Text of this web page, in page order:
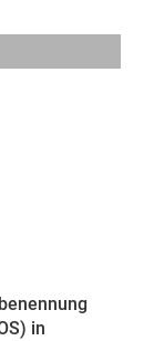
in